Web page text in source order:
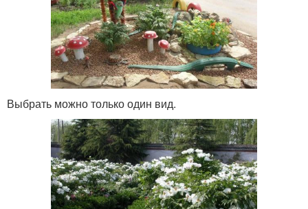
Выбрать можно только один вид.